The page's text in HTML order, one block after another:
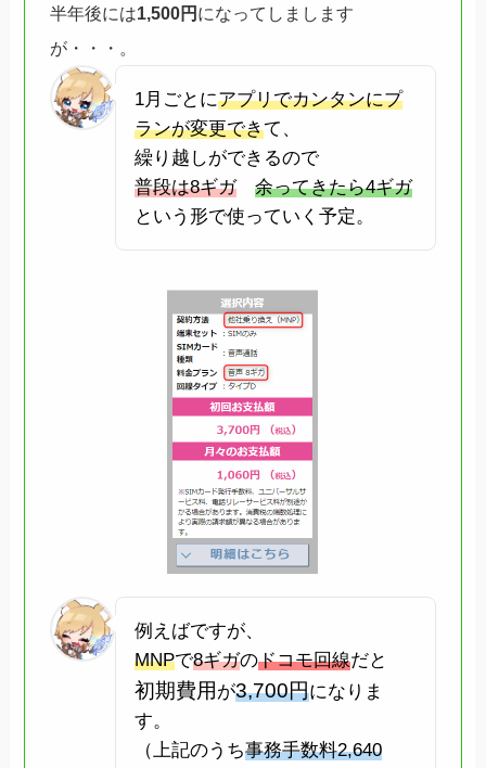
半年後には1,500円 になってしまします
が・・・。
1月ごとにアプリでカンタンにプ
ランが変更できて、
繰り越しができるので
普段は8ギガ
余ってきたら4ギガ
という形で使っていく予定。
例えばですが、
MNPで8ギガのドコモ回線だと
初期費用 が3,700円になりま
す。
（上記のうち事務手数料2,640